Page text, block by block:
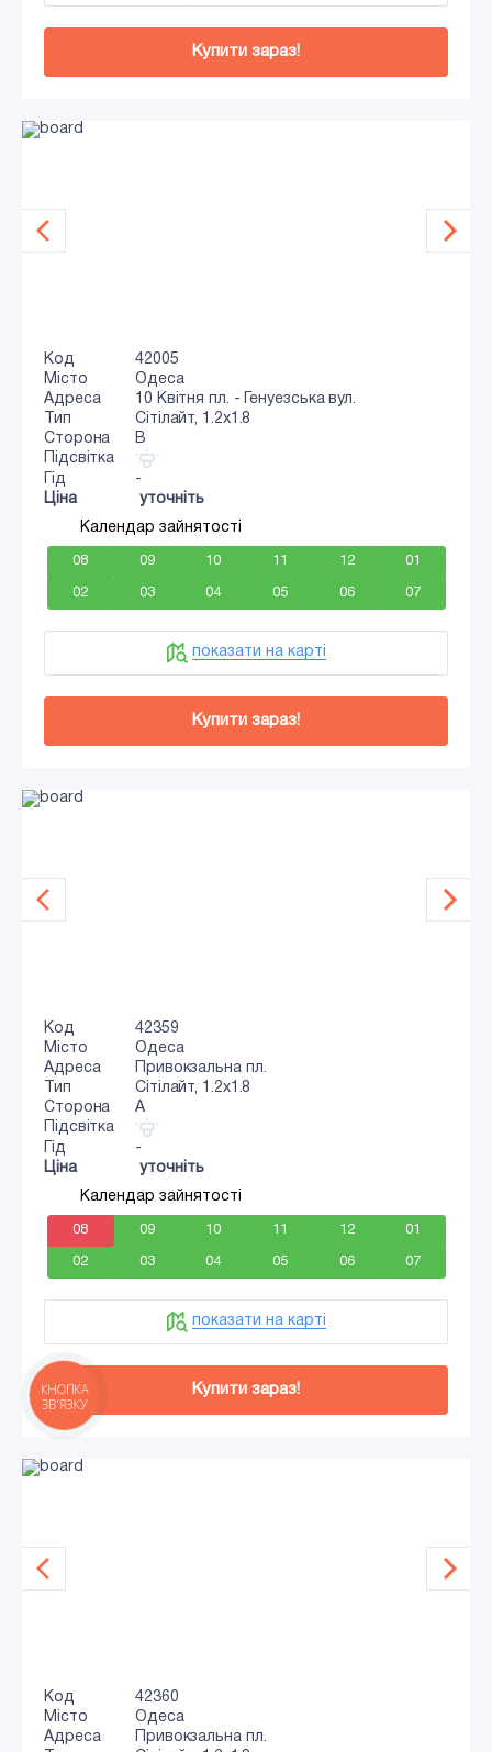
Купити зараз!
Код
42005
Місто
Одеса
Адреса
10 Квітня пл. - Генуезська вул.
Тип
Сiтiлайт, 1.2x1.8
Сторона
B
Підсвітка
Гід
-
Ціна
уточніть
Календар зайнятості
08 09 10 11 12 01
02 03 04 05 06 07
показати на карті
Купити зараз!
Код
42359
Місто
Одеса
Адреса
Привокзальна пл.
Тип
Сiтiлайт, 1.2x1.8
Сторона
A
Підсвітка
Гід
-
Ціна
уточніть
Календар зайнятості
08 09 10 11 12 01
02 03 04 05 06 07
показати на карті
Купити зараз!
Код
42360
Місто
Одеса
Адреса
Привокзальна пл.
КНОПКА
ЗВ'ЯЗКУ